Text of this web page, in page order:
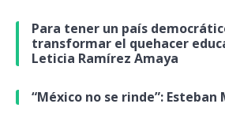
Para tener un país
transformar el quehacer
Leticia Ramírez Amaya
“México no se rinde”: Esteban